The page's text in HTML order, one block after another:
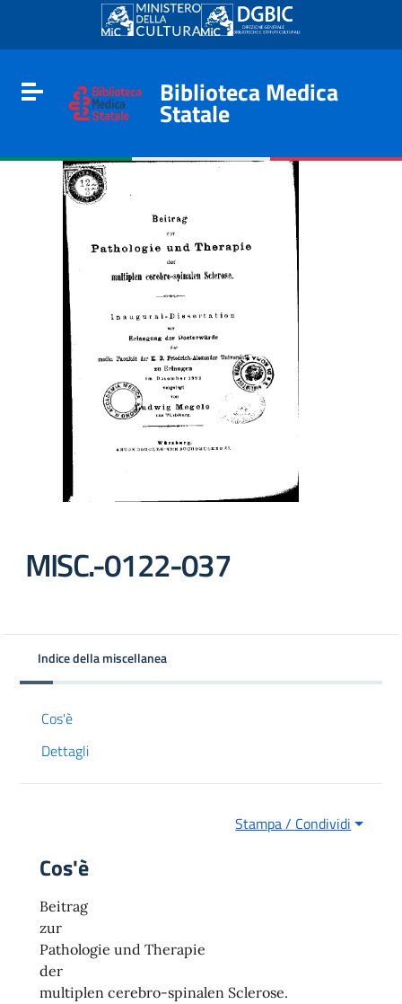
Go to content
Go to the navigation menu
Go to the footer
Toggle navigation
Biblioteca Medica
Statale
MISC.-0122-037
Indice della miscellanea
Cos'è
Dettagli
Stampa / Condividi
Cos'è
Beitrag
zur
Pathologie und Therapie
der
multiplen cerebro-spinalen Sclerose.